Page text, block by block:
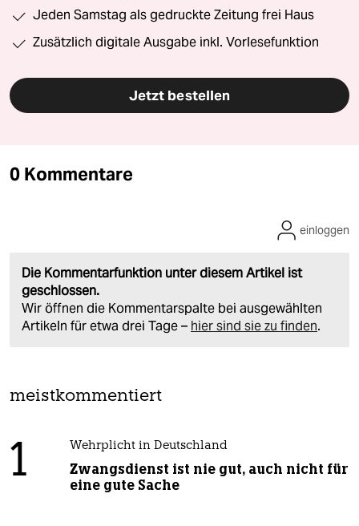
Jeden Samstag als gedruckte Zeitung frei Haus
Zusätzlich digitale Ausgabe inkl. Vorlesefunktion
Jetzt bestellen
0 Kommentare
Die Kommentarfunktion unter diesem Artikel ist
geschlossen.
Wir öffnen die Kommentarspalte bei ausgewählten
Artikeln für etwa drei Tage – hier sind sie zu finden.
einloggen
meistkommentiert
1 Wehrplicht in Deutschland
Zwangsdienst ist nie gut, auch nicht für
eine gute Sache